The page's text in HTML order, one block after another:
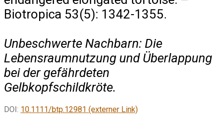
Biotropica 53(5): 1342-1355.
Unbeschwerte Nachbarn: Die
Lebensraumnutzung und Überlappung
bei der gefährdeten
Gelbkopfschildkröte.
DOI: 10.1111/btp.12981 (externer Link)